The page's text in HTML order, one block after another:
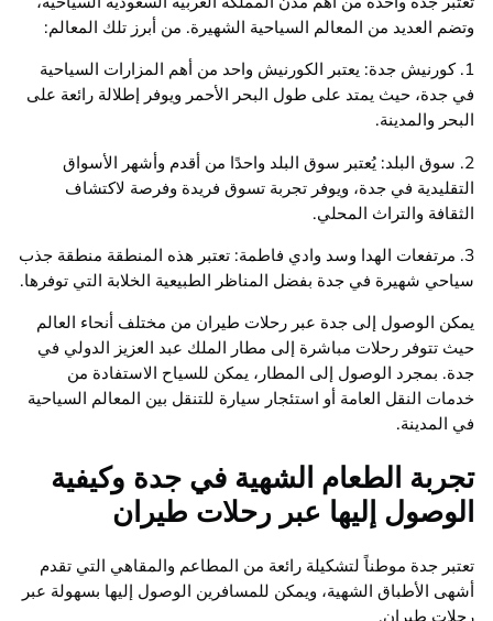
وتضم العديد من المعالم السياحية الشهيرة. من أبرز تلك المعالم:
1. كورنيش جدة: يعتبر الكورنيش واحد من أهم المزارات السياحية
في جدة، حيث يمتد على طول البحر الأحمر ويوفر إطلالة رائعة على
البحر والمدينة.
2. سوق البلد: يُعتبر سوق البلد واحدًا من أقدم وأشهر الأسواق
التقليدية في جدة، ويوفر تجربة تسوق فريدة وفرصة لاكتشاف
الثقافة والتراث المحلي.
3. مرتفعات الهدا وسد وادي فاطمة: تعتبر هذه المنطقة منطقة جذب
سياحي شهيرة في جدة بفضل المناظر الطبيعية الخلابة التي توفرها.
يمكن الوصول إلى جدة عبر رحلات طيران من مختلف أنحاء العالم
حيث تتوفر رحلات مباشرة إلى مطار الملك عبد العزيز الدولي في
جدة. بمجرد الوصول إلى المطار، يمكن للسياح الاستفادة من
خدمات النقل العامة أو استئجار سيارة للتنقل بين المعالم السياحية
في المدينة.
تجربة الطعام الشهية في جدة وكيفية
الوصول إليها عبر رحلات طيران
تعتبر جدة موطناً لتشكيلة رائعة من المطاعم والمقاهي التي تقدم
أشهى الأطباق الشهية، ويمكن للمسافرين الوصول إليها بسهولة عبر
رحلات طيران.